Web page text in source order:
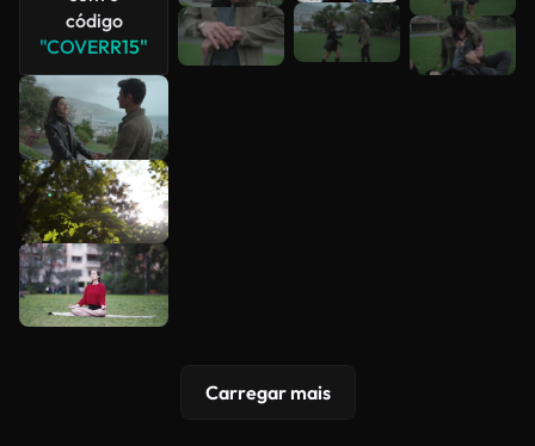
código
"COVERR15"
Carregar mais